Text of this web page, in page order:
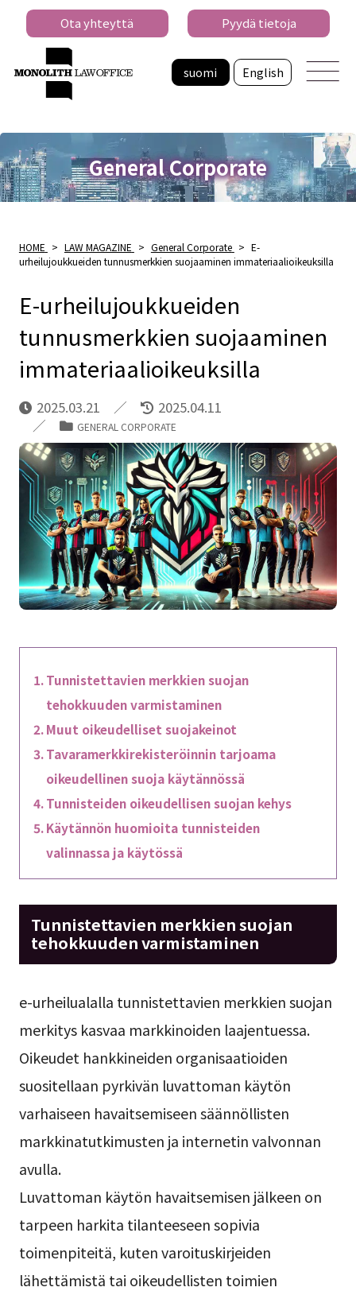
suomi English
Ota yhteyttä Pyydä tietoja
General Corporate
HOME > LAW MAGAZINE > General Corporate > E-
urheilujoukkueiden tunnusmerkkien suojaaminen immateriaalioikeuksilla
E-urheilujoukkueiden
tunnusmerkkien suojaaminen
immateriaalioikeuksilla
2025.03.21 2025.04.11
GENERAL CORPORATE
Tunnistettavien merkkien suojan
tehokkuuden varmistaminen
Muut oikeudelliset suojakeinot
Tavaramerkkirekisteröinnin tarjoama
oikeudellinen suoja käytännössä
Tunnisteiden oikeudellisen suojan kehys
Käytännön huomioita tunnisteiden
valinnassa ja käytössä
Tunnistettavien merkkien suojan
tehokkuuden varmistaminen
e-urheilualalla tunnistettavien merkkien suojan
merkitys kasvaa markkinoiden laajentuessa.
Oikeudet hankkineiden organisaatioiden
suositellaan pyrkivän luvattoman käytön
varhaiseen havaitsemiseen säännöllisten
markkinatutkimusten ja internetin valvonnan
avulla.
Luvattoman käytön havaitsemisen jälkeen on
tarpeen harkita tilanteeseen sopivia
toimenpiteitä, kuten varoituskirjeiden
lähettämistä tai oikeudellisten toimien